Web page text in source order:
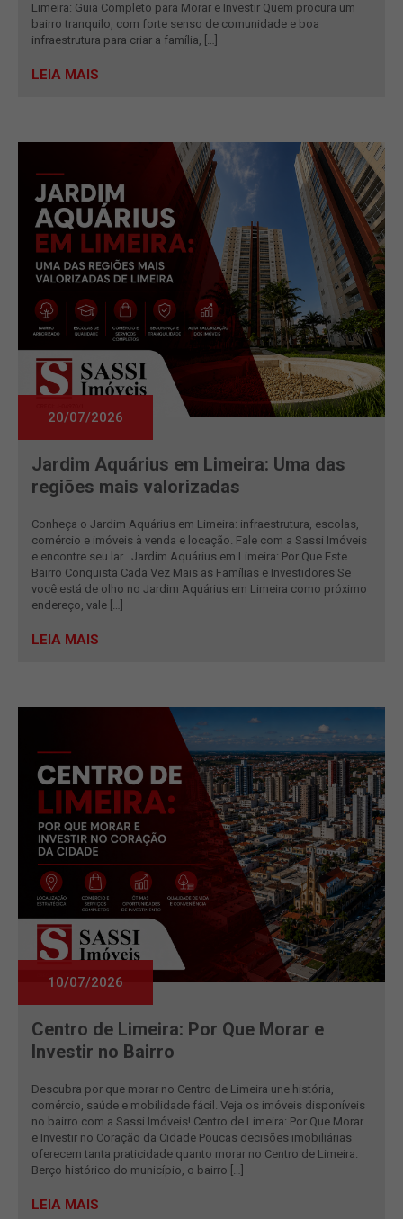
Limeira: Guia Completo para Morar e Investir Quem procura um
bairro tranquilo, com forte senso de comunidade e boa
infraestrutura para criar a família, […]
LEIA MAIS
20/07/2026
Jardim Aquárius em Limeira: Uma das
regiões mais valorizadas
Conheça o Jardim Aquárius em Limeira: infraestrutura, escolas,
comércio e imóveis à venda e locação. Fale com a Sassi Imóveis
e encontre seu lar Jardim Aquárius em Limeira: Por Que Este
Bairro Conquista Cada Vez Mais as Famílias e Investidores Se
você está de olho no Jardim Aquárius em Limeira como próximo
endereço, vale […]
LEIA MAIS
10/07/2026
Centro de Limeira: Por Que Morar e
Investir no Bairro
Descubra por que morar no Centro de Limeira une história,
comércio, saúde e mobilidade fácil. Veja os imóveis disponíveis
no bairro com a Sassi Imóveis! Centro de Limeira: Por Que Morar
e Investir no Coração da Cidade Poucas decisões imobiliárias
oferecem tanta praticidade quanto morar no Centro de Limeira.
Berço histórico do município, o bairro […]
LEIA MAIS